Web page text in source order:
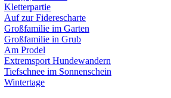
Kletterpartie
Auf zur Fiderescharte
Großfamilie im Garten
Großfamilie in Grub
Am Prodel
Extremsport Hundewandern
Tiefschnee im Sonnenschein
Wintertage